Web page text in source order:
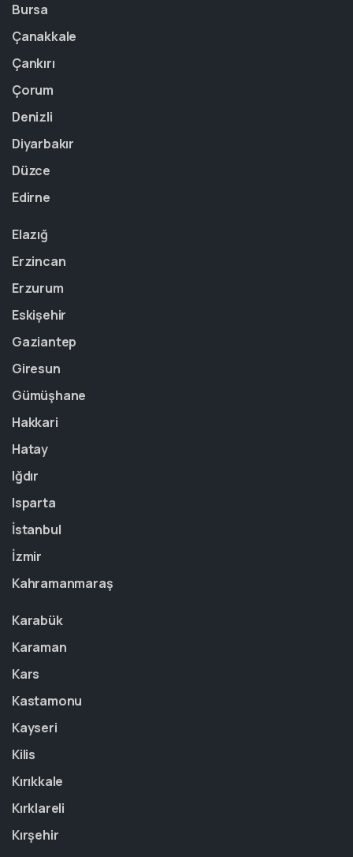
Bursa
Çanakkale
Çankırı
Çorum
Denizli
Diyarbakır
Düzce
Edirne
Elazığ
Erzincan
Erzurum
Eskişehir
Gaziantep
Giresun
Gümüşhane
Hakkari
Hatay
Iğdır
Isparta
İstanbul
İzmir
Kahramanmaraş
Karabük
Karaman
Kars
Kastamonu
Kayseri
Kilis
Kırıkkale
Kırklareli
Kırşehir